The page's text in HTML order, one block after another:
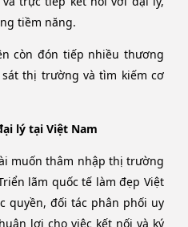
tiềm năng.
còn đón tiếp nhiều thương
thị trường và tìm kiếm cơ
lý tại Việt Nam
muốn thâm nhập thị trường
lãm quốc tế làm đẹp Việt
quyền, đối tác phân phối uy
lợi cho việc kết nối và ký